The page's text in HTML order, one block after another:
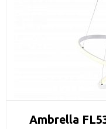
Ambrella